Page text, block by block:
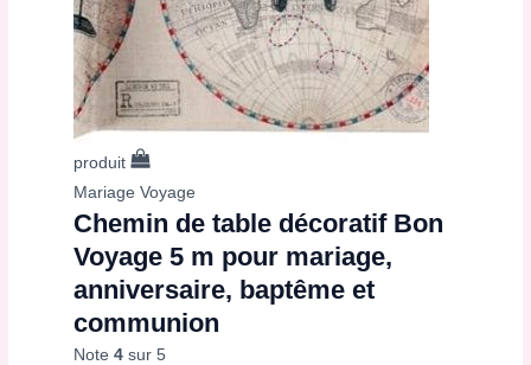
produit
Mariage Voyage
Chemin de table décoratif Bon
Voyage 5 m pour mariage,
anniversaire, baptême et
communion
Note4 sur 5